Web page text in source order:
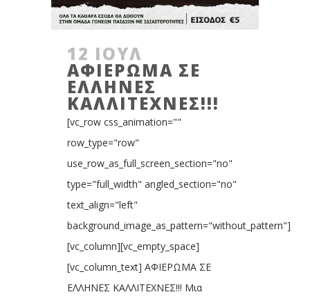
12 ΙΟΎΛ
ΑΦΙΕΡΩΜΑ ΣΕ
ΕΛΛΗΝΕΣ
ΚΑΛΛΙΤΕΧΝΕΣ!!!
[vc_row css_animation=""
row_type="row"
use_row_as_full_screen_section="no"
type="full_width" angled_section="no"
text_align="left"
background_image_as_pattern="without_pattern"]
[vc_column][vc_empty_space]
[vc_column_text] ΑΦΙΕΡΩΜΑ ΣΕ
ΕΛΛΗΝΕΣ ΚΑΛΛΙΤΕΧΝΕΣ!!! Μια